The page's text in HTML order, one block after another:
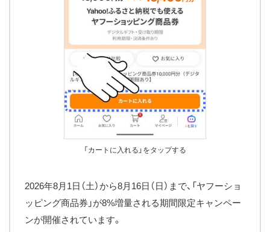
「カートに入れる」をタップする
2026年8月1日（土）から8月16日（日）まで、「ヤフーショ
ッピング商品券」が8%増量される期間限定キャンペー
ンが開催されています。